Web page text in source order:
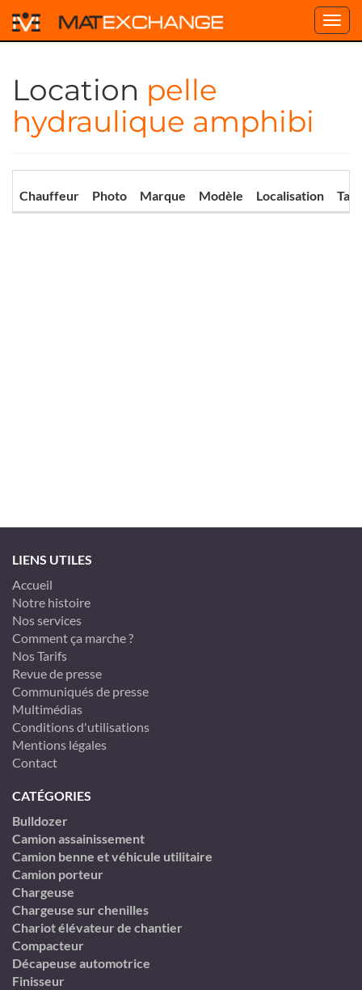
Location pelle
hydraulique amphibi
Chauffeur Photo Marque Modèle Localisation
LIENS UTILES
Accueil
Notre histoire
Nos services
Comment ça marche ?
Nos Tarifs
Revue de presse
Communiqués de presse
Multimédias
Conditions d'utilisations
Mentions légales
Contact
CATÉGORIES
Bulldozer
Camion assainissement
Camion benne et véhicule utilitaire
Camion porteur
Chargeuse
Chargeuse sur chenilles
Chariot élévateur de chantier
Compacteur
Décapeuse automotrice
Finisseur